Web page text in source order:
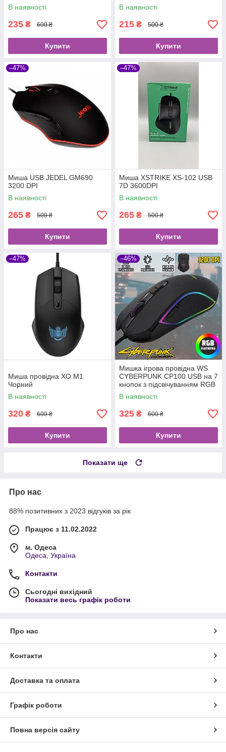
В наявності
235 ₴ 600 ₴
Купити
В наявності
215 ₴ 500 ₴
Купити
–47%
Миша USB JEDEL GM690
3200 DPI
В наявності
265 ₴ 500 ₴
Купити
–47%
Миша XSTRIKE XS-102 USB
7D 3600DPI
В наявності
265 ₴ 500 ₴
Купити
–47%
Миша провідна XO M1
Чорний
В наявності
320 ₴ 600 ₴
Купити
–46%
Мишка ігрова провідна WS
CYBERPUNK CP100 USB на 7
кнопок з підсвічуванням RGB
В наявності
325 ₴ 600 ₴
Купити
Показати ще
Про нас
88% позитивних з 2023 відгуків за рік
Працює з 11.02.2022
м. Одеса
Одеса, Україна
Контакти
Сьогодні вихідний
Показати весь графік роботи
Про нас
Контакти
Доставка та оплата
Графік роботи
Повна версія сайту